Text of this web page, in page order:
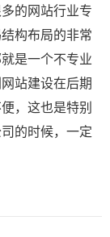
的网站行业专
构布局的非常
是一个不专业
站建设在后期
，这也是特别
的时候，一定